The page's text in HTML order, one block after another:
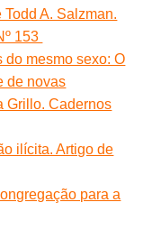
A. Salzman.
153
do mesmo sexo: O
de novas
Grillo. Cadernos
ilícita. Artigo de
para a